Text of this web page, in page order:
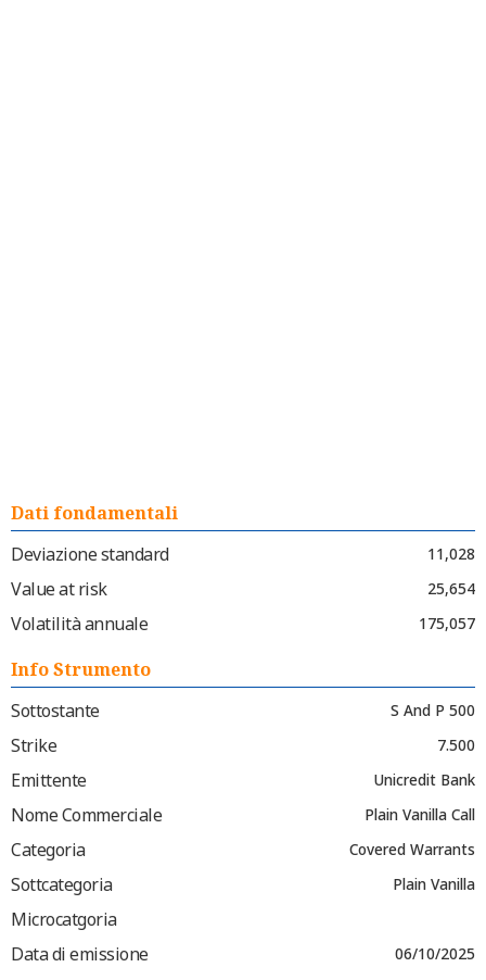
Dati fondamentali
Deviazione standard
11,028
Value at risk 25,654
Volatilità annuale 175,057
Info Strumento
Sottostante
S And P 500
Strike 7.500
Emittente Unicredit Bank
Nome Commerciale Plain Vanilla Call
Categoria Covered Warrants
Sottcategoria Plain Vanilla
Microcatgoria
Data di emissione
06/10/2025